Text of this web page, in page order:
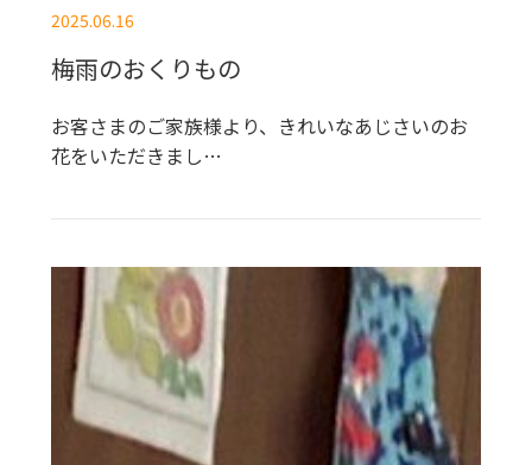
2025.06.16
梅雨のおくりもの
お客さまのご家族様より、きれいなあじさいのお
花をいただきまし…